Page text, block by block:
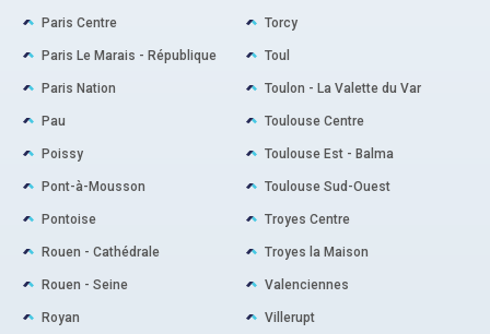
Paris Centre
Paris Le Marais - République
Paris Nation
Pau
Poissy
Pont-à-Mousson
Pontoise
Rouen - Cathédrale
Rouen - Seine
Royan
Torcy
Toul
Toulon - La Valette du Var
Toulouse Centre
Toulouse Est - Balma
Toulouse Sud-Ouest
Troyes Centre
Troyes la Maison
Valenciennes
Villerupt